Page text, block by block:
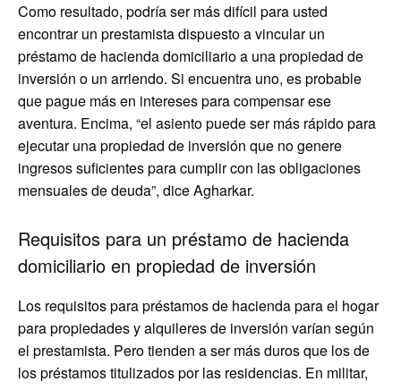
Como resultado, podría ser más difícil para usted
encontrar un prestamista dispuesto a vincular un
préstamo de hacienda domiciliario a una propiedad de
inversión o un arriendo. Si encuentra uno, es probable
que pague más en intereses para compensar ese
aventura. Encima, “el asiento puede ser más rápido para
ejecutar una propiedad de inversión que no genere
ingresos suficientes para cumplir con las obligaciones
mensuales de deuda”, dice Agharkar.
Requisitos para un préstamo de hacienda
domiciliario en propiedad de inversión
Los requisitos para préstamos de hacienda para el hogar
para propiedades y alquileres de inversión varían según
el prestamista. Pero tienden a ser más duros que los de
los préstamos titulizados por las residencias. En militar,